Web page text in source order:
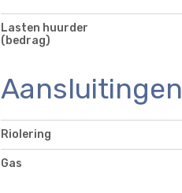
Lasten huurder
(bedrag)
Aansluitingen
Riolering
Gas